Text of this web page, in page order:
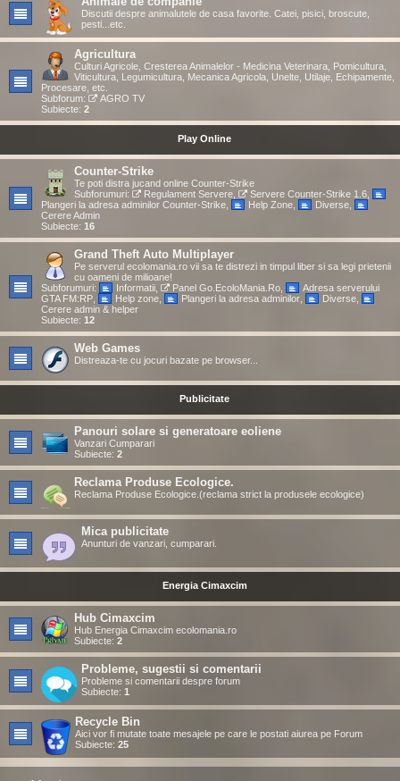
Discutii despre animalutele de casa favorite. Catei, pisici, broscute,
pesti...etc.
Agricultura
Culturi Agricole, Cresterea Animalelor - Medicina Veterinara, Pomicultura,
Viticultura, Legumicultura, Mecanica Agricola, Unelte, Utilaje, Echipamente,
Procesare, etc.
Subforum:
AGRO TV
Subiecte: 2
Play Online
Counter-Strike
Te poti distra jucand online Counter-Strike
Subforumuri:
Regulament Servere, Servere Counter-Strike 1.6,
Plangeri la adresa adminilor Counter-Strike
Help Zone, Diverse,
Cerere Admin
Subiecte: 16
Grand Theft Auto Multiplayer
Pe serverul ecolomania.ro vii sa te distrezi in timpul liber si sa legi prietenii
cu oameni de milioane!
Subforumuri:
Informatii, Panel Go.EcoloMania.Ro,
Adresa serverului
GTA FM:RP
Help zone, Plangeri la adresa adminilor, Diverse,
Cerere admin & helper
Subiecte: 12
Web Games
Distreaza-te cu jocuri bazate pe browser...
Publicitate
Panouri solare si generatoare eoliene
Vanzari Cumparari
Subiecte: 2
Reclama Produse Ecologice.
Reclama Produse Ecologice.(reclama strict la produsele ecologice)
Mica publicitate
Anunturi de vanzari, cumparari.
Energia Cimaxcim
Hub Cimaxcim
Hub Energia Cimaxcim ecolomania.ro
Subiecte: 2
Probleme, sugestii si comentarii
Probleme si comentarii despre forum
Subiecte: 1
Recycle Bin
Aici vor fi mutate toate mesajele pe care le postati aiurea pe Forum
Subiecte: 25